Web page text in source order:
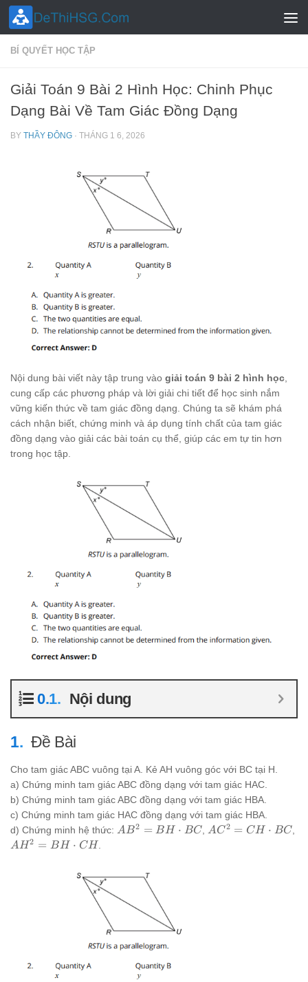
Skip to content
BÍ QUYẾT HỌC TẬP
Giải Toán 9 Bài 2 Hình Học: Chinh Phục
Dạng Bài Về Tam Giác Đồng Dạng
BY THẦY ĐÔNG · THÁNG 1 6, 2026
Nội dung bài viết này tập trung vào giải toán 9 bài 2 hình học
cung cấp các phương pháp và lời giải chi tiết để học sinh nắm
vững kiến thức về tam giác đồng dạng. Chúng ta sẽ khám phá
cách nhận biết, chứng minh và áp dụng tính chất của tam giác
đồng dạng vào giải các bài toán cụ thể, giúp các em tự tin hơn
trong học tập.
Nội dung
Đề Bài
Cho tam giác ABC vuông tại A. Kẻ AH vuông góc với BC tại H.
a) Chứng minh tam giác ABC đồng dạng với tam giác HAC.
b) Chứng minh tam giác ABC đồng dạng với tam giác HBA.
c) Chứng minh tam giác HAC đồng dạng với tam giác HBA.
d) Chứng minh hệ thức: AB^2
AB2 = BH ⋅ BC
AC^2
AC2 = CH ⋅ BC
AH^2
AH2 = BH ⋅ CH